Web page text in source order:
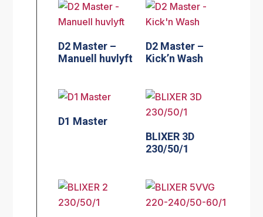
D2 Master –
Manuell huvlyft
D2 Master –
Kick’n Wash
D1 Master
BLIXER 3D
230/50/1